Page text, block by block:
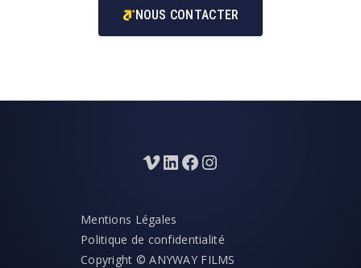
NOUS CONTACTER
Mentions Légales
Politique de confidentialité
Copyright © ANYWAY FILMS